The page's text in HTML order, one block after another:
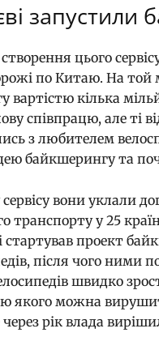
запустили
цього
по Китаю. На той
вартістю кілька
співпрацю, але ті
з любителем
байкшерингу та
вони уклали
транспорту у 25
стартував проект
після чого ними
швидко
якого можна
рік влада